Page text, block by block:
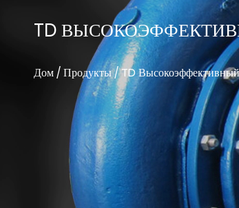
TD
Дом/Продукты/TD